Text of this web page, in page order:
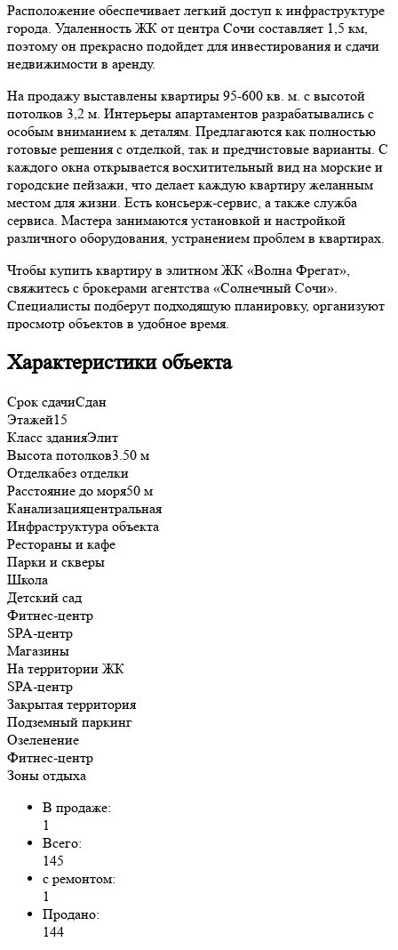
Расположение обеспечивает легкий доступ к инфраструктуре
города. Удаленность ЖК от центра Сочи составляет 1,5 км,
поэтому он прекрасно подойдет для инвестирования и сдачи
недвижимости в аренду.
На продажу выставлены квартиры 95-600 кв. м. с высотой
потолков 3,2 м. Интерьеры апартаментов разрабатывались с
особым вниманием к деталям. Предлагаются как полностью
готовые решения с отделкой, так и предчистовые варианты. С
каждого окна открывается восхитительный вид на морские и
городские пейзажи, что делает каждую квартиру желанным
местом для жизни. Есть консьерж-сервис, а также служба
сервиса. Мастера занимаются установкой и настройкой
различного оборудования, устранением проблем в квартирах.
Чтобы купить квартиру в элитном ЖК «Волна Фрегат»,
свяжитесь с брокерами агентства «Солнечный Сочи».
Специалисты подберут подходящую планировку, организуют
просмотр объектов в удобное время.
Характеристики объекта
Срок сдачиСдан
Этажей15
Класс зданияЭлит
Высота потолков3.50 м
Отделкабез отделки
Расстояние до моря50 м
Канализацияцентральная
Инфраструктура объекта
Рестораны и кафе
Парки и скверы
Школа
Детский сад
Фитнес-центр
SPA-центр
Магазины
На территории ЖК
SPA-центр
Закрытая территория
Подземный паркинг
Озеленение
Фитнес-центр
Зоны отдыха
В продаже:
1
Всего:
145
с ремонтом:
1
Продано:
144